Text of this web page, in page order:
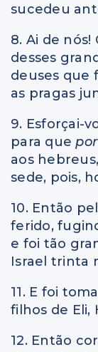
sucedeu
8. Ai de nós!
desses
deuses que
as pragas
9. Esforçai-
para que
aos
sede, pois,
10. Então
ferido,
e foi tão
Israel trinta
11. E foi
filhos de Eli,
12. Então